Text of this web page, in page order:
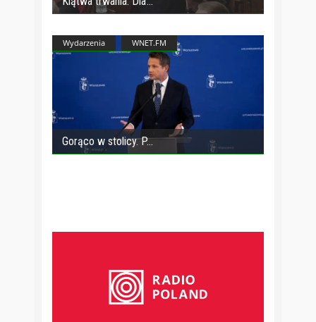
Wydarzenia WNET.FM
Gorąco w stolicy. P